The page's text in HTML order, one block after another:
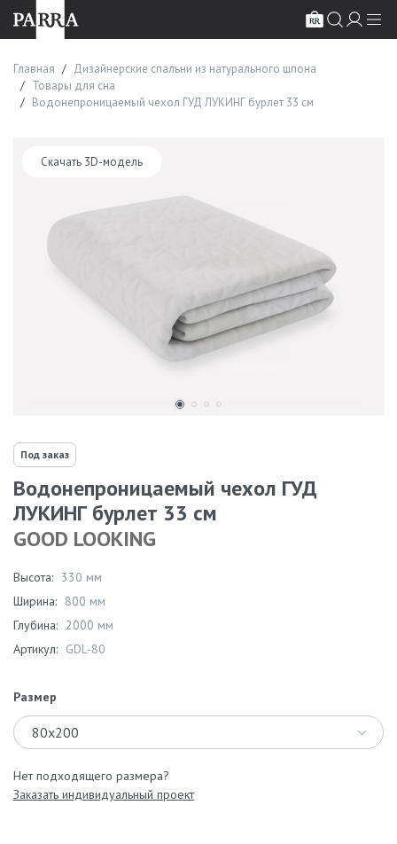
Главная
Дизайнерские спальни из натурального шпона
Товары для сна
Водонепроницаемый чехол ГУД ЛУКИНГ бурлет 33 см
Скачать 3D-модель
Под заказ
Водонепроницаемый чехол ГУД
ЛУКИНГ бурлет 33 см
GOOD LOOKING
Высота: 330 мм
Ширина: 800 мм
Глубина: 2000 мм
Артикул: GDL-80
Размер
80х200
Нет подходящего размера?
Заказать индивидуальный проект